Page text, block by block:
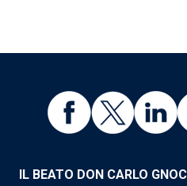
IL BEATO DON CARLO